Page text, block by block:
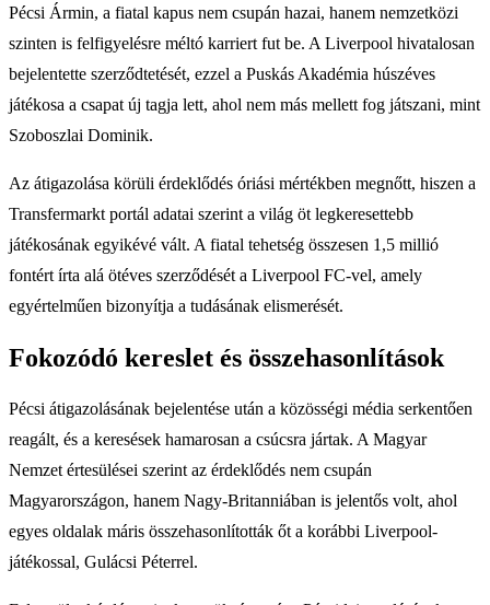
Pécsi Ármin, a fiatal kapus nem csupán hazai, hanem nemzetközi
szinten is felfigyelésre méltó karriert fut be. A Liverpool hivatalosan
bejelentette szerződtetését, ezzel a Puskás Akadémia húszéves
játékosa a csapat új tagja lett, ahol nem más mellett fog játszani, mint
Szoboszlai Dominik.
Az átigazolása körüli érdeklődés óriási mértékben megnőtt, hiszen a
Transfermarkt portál adatai szerint a világ öt legkeresettebb
játékosának egyikévé vált. A fiatal tehetség összesen 1,5 millió
fontért írta alá ötéves szerződését a Liverpool FC-vel, amely
egyértelműen bizonyítja a tudásának elismerését.
Fokozódó kereslet és összehasonlítások
Pécsi átigazolásának bejelentése után a közösségi média serkentően
reagált, és a keresések hamarosan a csúcsra jártak. A Magyar
Nemzet értesülései szerint az érdeklődés nem csupán
Magyarországon, hanem Nagy-Britanniában is jelentős volt, ahol
egyes oldalak máris összehasonlították őt a korábbi Liverpool-
játékossal, Gulácsi Péterrel.